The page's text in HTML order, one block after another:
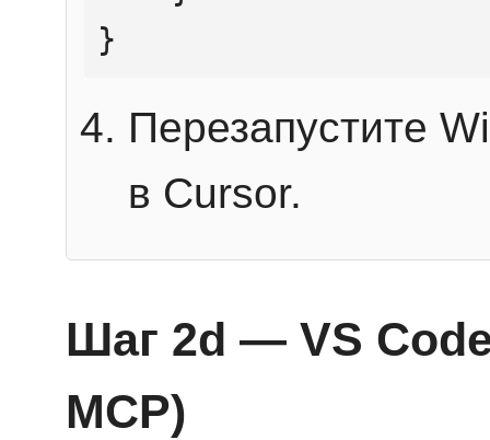
}
Перезапустите
в Cursor.
Шаг 2d — VS
MCP)